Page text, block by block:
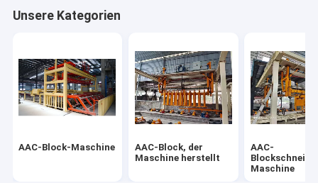
Unsere Kategorien
AAC-Block-Maschine
AAC-Block, der
Maschine herstellt
AAC-
Maschine